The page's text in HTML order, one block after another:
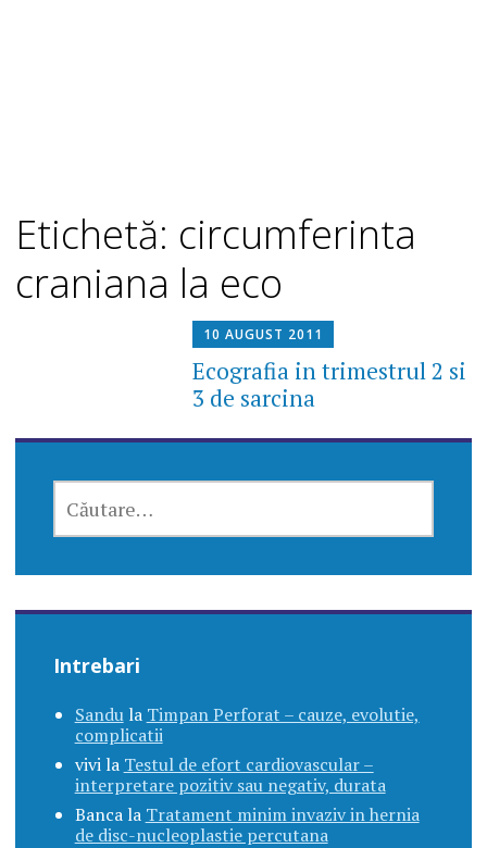
Etichetă: circumferinta
craniana la eco
10 AUGUST 2011
Ecografia in trimestrul 2 si
3 de sarcina
DUPĂ:
Intrebari
Sandula Timpan Perforat – cauze, evolutie,
complicatii
vivila Testul de efort cardiovascular –
interpretare pozitiv sau negativ, durata
Bancala Tratament minim invaziv in hernia
de disc-nucleoplastie percutana